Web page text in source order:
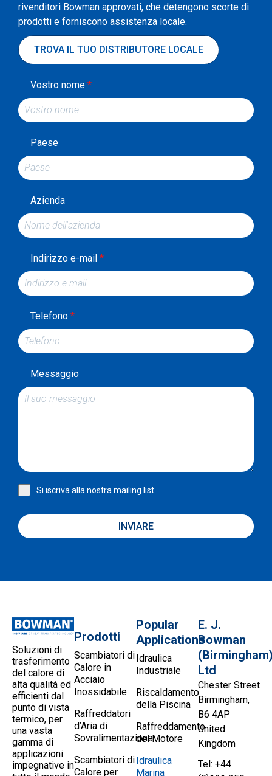
rivenditori Bowman approvati, che detengono scorte di
prodotti e forniscono assistenza locale.
TROVA IL TUO DISTRIBUTORE LOCALE
Vostro nome *
Paese
Azienda
Indirizzo e-mail *
Telefono *
Messaggio
Si iscriva alla nostra mailing list.
INVIARE
Soluzioni di
trasferimento
del calore di
alta qualità ed
efficienti dal
punto di vista
termico, per
una vasta
gamma di
applicazioni
impegnative in
Prodotti
Scambiatori di
Calore in
Acciaio
Inossidabile
Raffreddatori
d’Aria di
Sovralimentazione
Scambiatori di
Calore per
Popular
Applications
Idraulica
Industriale
Riscaldamento
della Piscina
Raffreddamento
del Motore
Idraulica
Marina
E. J.
Bowman
Ltd
Chester Street
Birmingham,
B6 4AP
United
Kingdom
Tel: +44